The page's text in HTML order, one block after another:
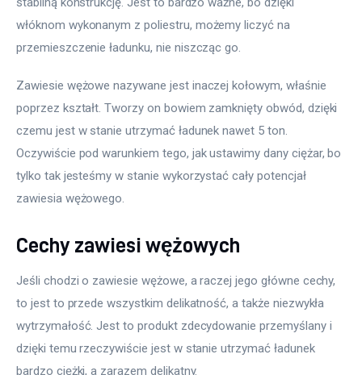
włóknom wykonanym z poliestru, możemy liczyć na
przemieszczenie ładunku, nie niszcząc go.
Zawiesie wężowe nazywane jest inaczej kołowym, właśnie
poprzez kształt. Tworzy on bowiem zamknięty obwód, dzięki
czemu jest w stanie utrzymać ładunek nawet 5 ton.
Oczywiście pod warunkiem tego, jak ustawimy dany ciężar, bo
tylko tak jesteśmy w stanie wykorzystać cały potencjał
zawiesia wężowego.
Cechy zawiesi wężowych
Jeśli chodzi o zawiesie wężowe, a raczej jego główne cechy,
to jest to przede wszystkim delikatność, a także niezwykła
wytrzymałość. Jest to produkt zdecydowanie przemyślany i
dzięki temu rzeczywiście jest w stanie utrzymać ładunek
bardzo ciężki, a zarazem delikatny.